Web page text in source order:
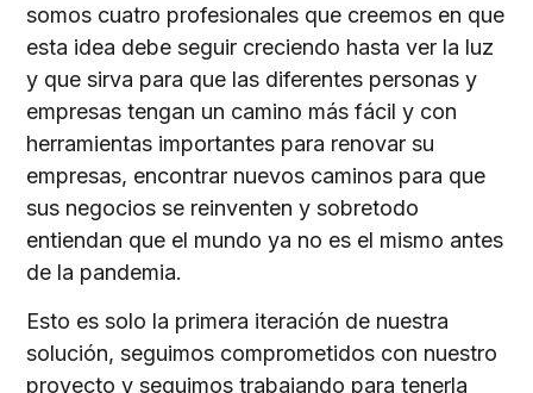
somos cuatro profesionales que creemos en que
esta idea debe seguir creciendo hasta ver la luz
y que sirva para que las diferentes personas y
empresas tengan un camino más fácil y con
herramientas importantes para renovar su
empresas, encontrar nuevos caminos para que
sus negocios se reinventen y sobretodo
entiendan que el mundo ya no es el mismo antes
de la pandemia.
Esto es solo la primera iteración de nuestra
solución, seguimos comprometidos con nuestro
proyecto y seguimos trabajando para tenerla